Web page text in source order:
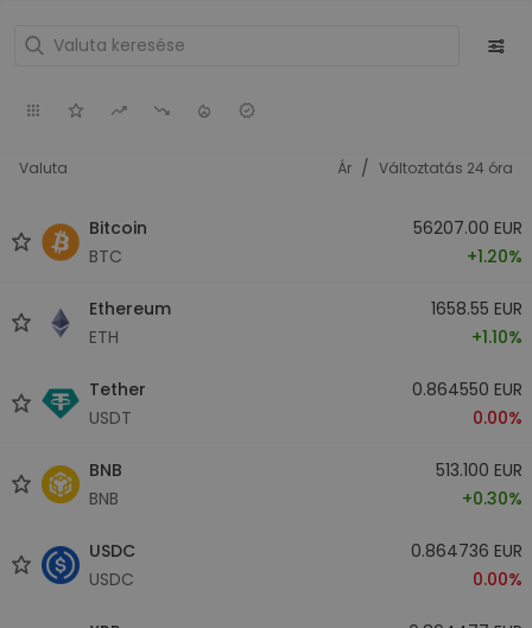
Valuta Ár / Változtatás 24 óra
Bitcoin
BTC
56207.00 EUR
+1.20%
Ethereum
ETH
1658.55 EUR
+1.10%
Tether
USDT
0.864550 EUR
0.00%
BNB
BNB
513.100 EUR
+0.30%
USDC
USDC
0.864736 EUR
0.00%